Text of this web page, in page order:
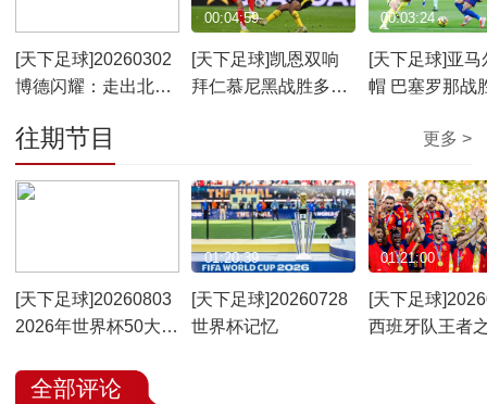
[天下足球]20260302
博德闪耀：走出北极
[天下足球]凯恩双响
拜仁慕尼黑战胜多特
00:04:59
[天下足球]亚马
帽 巴塞罗那战
00:03:24
往期节目 更多 >
[天下足球]20260803
2026年世界杯50大名
[天下足球]20260728
世界杯记忆
01:20:39
[天下足球
西班牙队王者
01:21:00
全部评论